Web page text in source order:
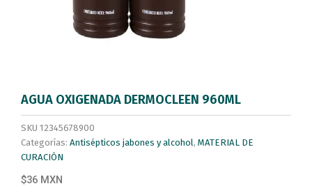
AGUA OXIGENADA DERMOCLEEN 960ML
SKU 12345678900
Categorías: Antisépticos jabones y alcohol, MATERIAL DE
CURACIÓN
$36 MXN